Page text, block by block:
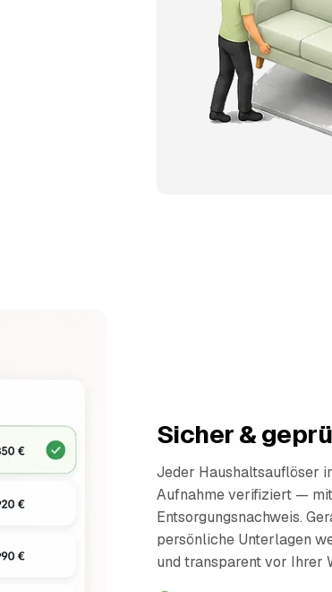
Sicher &
Jeder Haushaltsauflöser
Aufnahme verifiziert —
Entsorgungsnachweis.
persönliche Unterlagen
und transparent vor Ihrer